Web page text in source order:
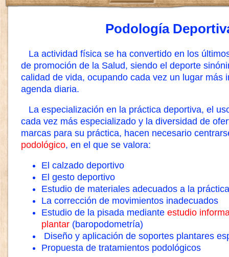
Podología
La actividad física se ha convertido en los
de promoción de la Salud, siendo el deporte
calidad de vida, ocupando cada vez un lugar más
agenda diaria.
La especialización en la práctica deportiva, el
cada vez más especializado y la diversidad de
marcas para su práctica, hacen necesario
podológico, en el que se valora:
El calzado deportivo
El gesto deportivo
Estudio de materiales adecuados a la
La corrección de movimientos inadecuados
Estudio de la pisada mediante estudio
plantar (baropodometría)
Diseño y aplicación de soportes plantares
Propuesta de tratamientos podológicos